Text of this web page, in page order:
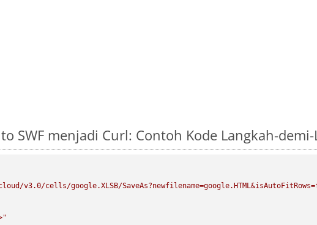
SWF menjadi Curl: Contoh Kode Langkah-
v3.0/cells/google.XLSB/